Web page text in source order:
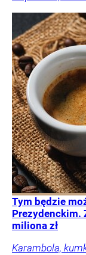
Tym będzie
Prezydenckim.
miliona zł
Karambola,